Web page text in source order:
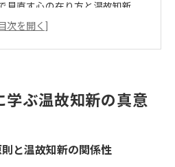
見直す心の在り方と温故知新
グに学ぶ温故知新の大切さ
カウンセリングの信頼感
学ぶ温故知新の真意
と温故知新の関係性